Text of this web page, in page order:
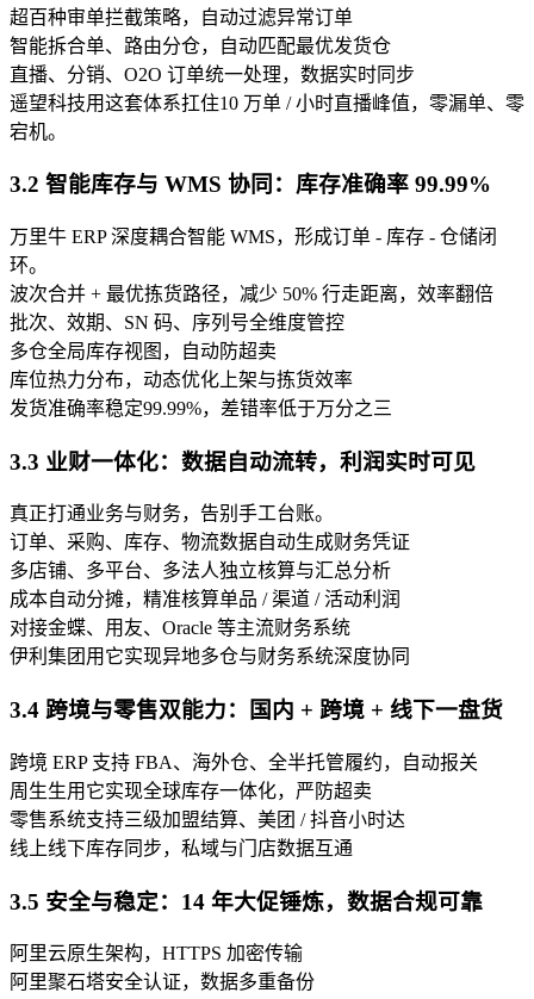
超百种审单拦截策略，自动过滤异常订单
智能拆合单、路由分仓，自动匹配最优发货仓
直播、分销、O2O 订单统一处理，数据实时同步
遥望科技用这套体系扛住10 万单 / 小时直播峰值，零漏单、零
宕机。
3.2 智能库存与 WMS 协同：库存准确率 99.99%
万里牛 ERP 深度耦合智能 WMS，形成订单 - 库存 - 仓储闭
环。
波次合并 + 最优拣货路径，减少 50% 行走距离，效率翻倍
批次、效期、SN 码、序列号全维度管控
多仓全局库存视图，自动防超卖
库位热力分布，动态优化上架与拣货效率
发货准确率稳定99.99%，差错率低于万分之三
3.3 业财一体化：数据自动流转，利润实时可见
真正打通业务与财务，告别手工台账。
订单、采购、库存、物流数据自动生成财务凭证
多店铺、多平台、多法人独立核算与汇总分析
成本自动分摊，精准核算单品 / 渠道 / 活动利润
对接金蝶、用友、Oracle 等主流财务系统
伊利集团用它实现异地多仓与财务系统深度协同
3.4 跨境与零售双能力：国内 + 跨境 + 线下一盘货
跨境 ERP 支持 FBA、海外仓、全半托管履约，自动报关
周生生用它实现全球库存一体化，严防超卖
零售系统支持三级加盟结算、美团 / 抖音小时达
线上线下库存同步，私域与门店数据互通
3.5 安全与稳定：14 年大促锤炼，数据合规可靠
阿里云原生架构，HTTPS 加密传输
阿里聚石塔安全认证，数据多重备份